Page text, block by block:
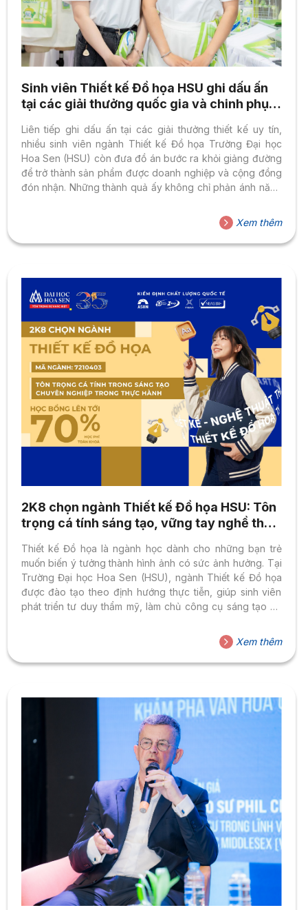
Sinh viên Thiết kế Đồ họa HSU ghi dấu ấn
tại các giải thưởng quốc gia và chinh phục
Liên tiếp ghi dấu ấn tại các giải thưởng thiết kế uy tín,
nhiều sinh viên ngành Thiết kế Đồ họa Trường Đại học
Hoa Sen (HSU) còn đưa đồ án bước ra khỏi giảng đường
để trở thành sản phẩm được doanh nghiệp và cộng đồng
đón nhận. Những thành quả ấy không chỉ phản ánh năng
hình đào tạo gắn với thực tiễn, nơi sinh viên được học
bằng dự án, sáng tạo cùng doanh nghiệp và từng bước
xây dựng năng lực nghề nghiệp ngay...
Xem thêm
2K8 chọn ngành Thiết kế Đồ họa HSU: Tôn
trọng cá tính sáng tạo, vững tay nghề thực
Thiết kế Đồ họa là ngành học dành cho những bạn trẻ
muốn biến ý tưởng thành hình ảnh có sức ảnh hưởng. Tại
Trường Đại học Hoa Sen (HSU), ngành Thiết kế Đồ họa
được đào tạo theo định hướng thực tiễn, giúp sinh viên
phát triển tư duy thẩm mỹ, làm chủ công cụ sáng tạo và
trường làm việc chuyên nghiệp. Vì sao ngành Thiết kế Đồ
họa được thí sinh 2K8 yêu thích lựa chọn? Giữa rất nhiều
lựa chọn nghề nghiệp hiện nay, Thiết...
Xem thêm